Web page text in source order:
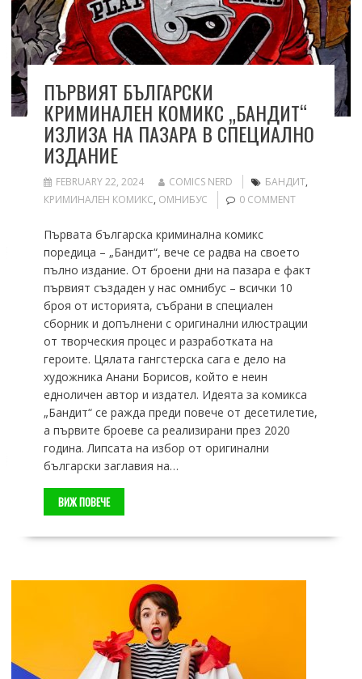
ПЪРВИЯТ БЪЛГАРСКИ
КРИМИНАЛЕН КОМИКС „БАНДИТ“
ИЗЛИЗА НА ПАЗАРА В СПЕЦИАЛНО
ИЗДАНИЕ
FEBRUARY 22, 2024 COMICS NERD БАНДИТ,
КРИМИНАЛЕН КОМИКС, ОМНИБУС 0 COMMENT
Първата българска криминална комикс
поредица – „Бандит“, вече се радва на своето
пълно издание. От броени дни на пазара е факт
първият създаден у нас омнибус – всички 10
броя от историята, събрани в специален
сборник и допълнени с оригинални илюстрации
от творческия процес и разработката на
героите. Цялата гангстерска сага е дело на
художника Анани Борисов, който е неин
едноличен автор и издател. Идеята за комикса
„Бандит“ се ражда преди повече от десетилетие,
а първите броеве са реализирани през 2020
година. Липсата на избор от оригинални
български заглавия на…
ВИЖ ПОВЕЧЕ